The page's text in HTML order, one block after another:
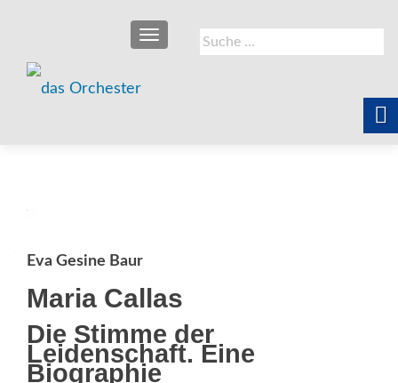
Suche
nach:
SCHALTE NAVIGATION
Eva Gesine Baur
Maria Callas
Die Stimme der
Leidenschaft. Eine
Biographie